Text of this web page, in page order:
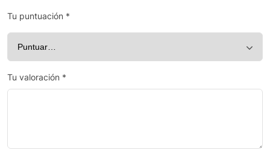
Tu puntuación *
Tu valoración *